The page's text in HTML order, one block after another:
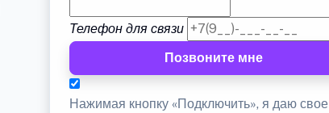
Телефон для связи
Позвоните мне
Нажимая кнопку «Подключить», я даю свое